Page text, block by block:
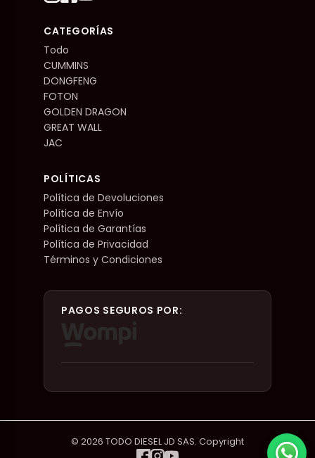
CATEGORÍAS
Todo
CUMMINS
DONGFENG
FOTON
GOLDEN DRAGON
GREAT WALL
JAC
POLÍTICAS
Política de Devoluciones
Política de Envío
Política de Garantías
Política de Privacidad
Términos y Condiciones
PAGOS SEGUROS POR:
© 2026 TODO DIESEL JD SAS. Copyright